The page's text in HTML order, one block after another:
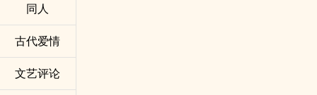
同人
古代爱情
文艺评论